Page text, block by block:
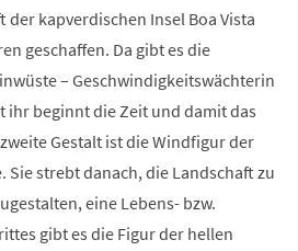
kapverdischen Insel Boa Vista
geschaffen. Da gibt es die
– Geschwindigkeitswächterin
ihr beginnt die Zeit und damit das
Gestalt ist die Windfigur der
Sie strebt danach, die Landschaft zu
eine Lebens- bzw.
gibt es die Figur der hellen